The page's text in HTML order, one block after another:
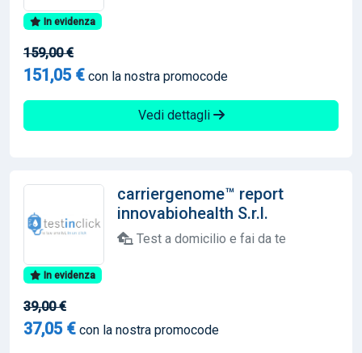
In evidenza
159,00 €
151,05 € con la nostra promocode
Vedi dettagli
carriergenome™ report
innovabiohealth S.r.l.
Test a domicilio e fai da te
In evidenza
39,00 €
37,05 € con la nostra promocode